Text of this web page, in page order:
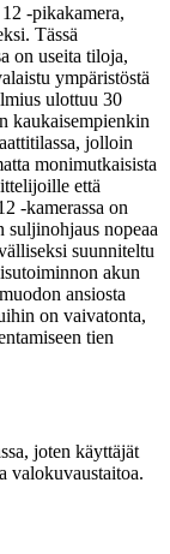
-pikakamera,
Tässä
on useita tiloja,
ympäristöstä
ulottuu 30
kaukaisempienkin
jolloin
monimutkaisista
että
-kamerassa on
suljinohjaus nopeaa
suunniteltu
akun
ansiosta
on vaivatonta,
tien
joten käyttäjät
valokuvaustaitoa.